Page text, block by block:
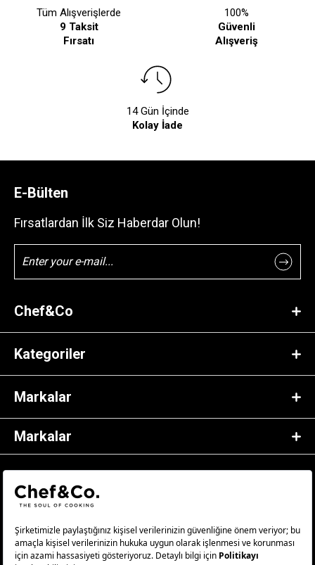
Tüm Alışverişlerde
9 Taksit
Fırsatı
100%
Güvenli
Alışveriş
14 Gün İçinde
Kolay İade
E-Bülten
Fırsatlardan İlk Siz Haberdar Olun!
Chef&Co
Kategoriler
Markalar
Markalar